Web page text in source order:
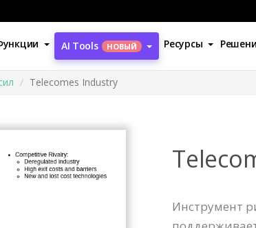
AI Tools НОВЫЙ Ресурсы
Telecomes Industry
Инструмент